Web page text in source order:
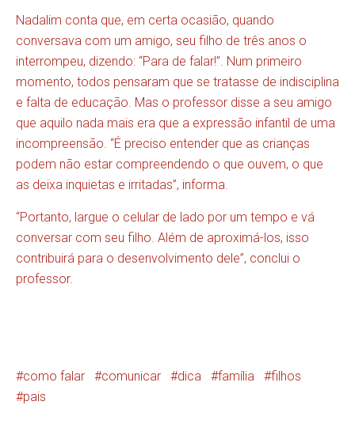
Nadalim conta que, em certa ocasião, quando
conversava com um amigo, seu filho de três anos o
interrompeu, dizendo: “Para de falar!”. Num primeiro
momento, todos pensaram que se tratasse de indisciplina
e falta de educação. Mas o professor disse a seu amigo
que aquilo nada mais era que a expressão infantil de uma
incompreensão. “É preciso entender que as crianças
podem não estar compreendendo o que ouvem, o que
as deixa inquietas e irritadas”, informa.
“Portanto, largue o celular de lado por um tempo e vá
conversar com seu filho. Além de aproximá-los, isso
contribuirá para o desenvolvimento dele”, conclui o
professor.
como falar comunicar dica família
filhos
pais